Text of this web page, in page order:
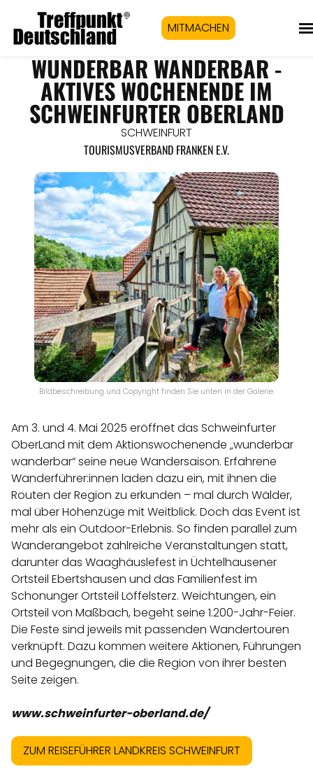
MITMACHEN
WUNDERBAR WANDERBAR -
AKTIVES WOCHENENDE IM
SCHWEINFURTER OBERLAND
SCHWEINFURT
TOURISMUSVERBAND FRANKEN E.V.
Bildbeschreibung und Copyright finden Sie unten in der Galerie.
Am 3. und 4. Mai 2025 eröffnet das Schweinfurter
OberLand mit dem Aktionswochenende „wunderbar
wanderbar“ seine neue Wandersaison. Erfahrene
Wanderführer:innen laden dazu ein, mit ihnen die
Routen der Region zu erkunden – mal durch Wälder,
mal über Höhenzüge mit Weitblick. Doch das Event ist
mehr als ein Outdoor-Erlebnis. So finden parallel zum
Wanderangebot zahlreiche Veranstaltungen statt,
darunter das Waaghäuslefest in Üchtelhausener
Ortsteil Ebertshausen und das Familienfest im
Schonunger Ortsteil Löffelsterz. Weichtungen, ein
Ortsteil von Maßbach, begeht seine 1.200-Jahr-Feier.
Die Feste sind jeweils mit passenden Wandertouren
verknüpft. Dazu kommen weitere Aktionen, Führungen
und Begegnungen, die die Region von ihrer besten
Seite zeigen.
www.schweinfurter-oberland.de/
ZUM REISEFÜHRER LANDKREIS SCHWEINFURT